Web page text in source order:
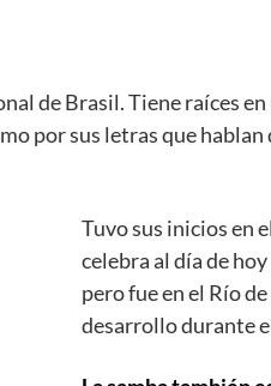
de Brasil. Tiene raíces
por sus letras que
Tuvo sus inicios en
celebra al día de
pero fue en el Río
desarrollo durante